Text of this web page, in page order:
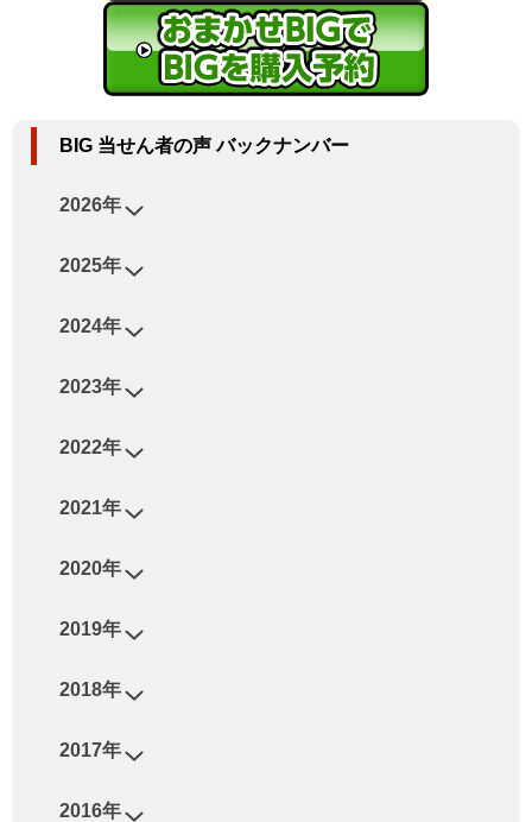
BIG 当せん者の声 バックナンバー
2016年
2017年
2018年
2019年
2020年
2021年
2022年
2023年
2024年
2025年
2026年